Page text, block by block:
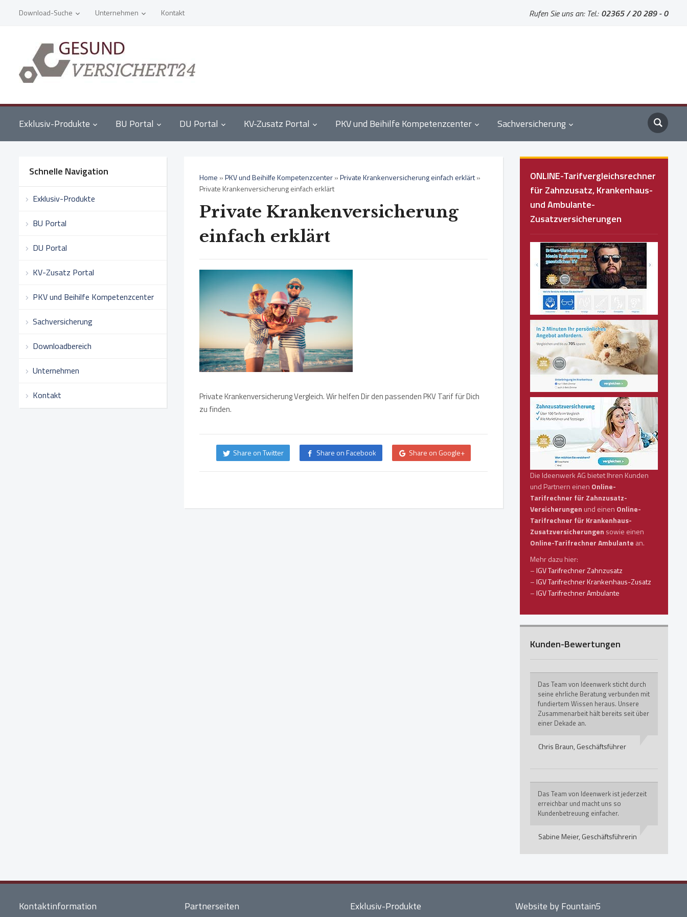
Download-Suche Unternehmen Kontakt Rufen Sie uns an: Tel.: 02365 / 20 289 - 0
Exklusiv-Produkte BU Portal DU Portal KV-Zusatz Portal PKV und Beihilfe Kompetenzcenter Sachversicherung
Schnelle Navigation
Exklusiv-Produkte
BU Portal
DU Portal
KV-Zusatz Portal
PKV und Beihilfe Kompetenzcenter
Sachversicherung
Downloadbereich
Unternehmen
Kontakt
Home »PKV und Beihilfe Kompetenzcenter»Private Krankenversicherung einfach erklärt»
Private Krankenversicherung einfach erklärt
Private Krankenversicherung
einfach erklärt
Private Krankenversicherung Vergleich. Wir helfen Dir den passenden PKV Tarif für Dich
zu finden.
Share on Twitter Share on Facebook Share on Google+
ONLINE-Tarifvergleichsrechner
für Zahnzusatz, Krankenhaus-
und Ambulante-
Zusatzversicherungen
Die Ideenwerk AG bietet Ihren Kunden
und Partnern einen Online-
Tarifrechner für Zahnzusatz-
Versicherungen und einen Online-
Tarifrechner für Krankenhaus-
Zusatzversicherungen sowie einen
Online-Tarifrechner Ambulante an.
Mehr dazu hier:
–IGV Tarifrechner Zahnzusatz
–IGV Tarifrechner Krankenhaus-Zusatz
–IGV Tarifrechner Ambulante
Kunden-Bewertungen
Das Team von Ideenwerk sticht durch
seine ehrliche Beratung verbunden mit
fundiertem Wissen heraus. Unsere
Zusammenarbeit hält bereits seit über
einer Dekade an.
Chris Braun, Geschäftsführer
Das Team von Ideenwerk ist jederzeit
erreichbar und macht uns so
Kundenbetreuung einfacher.
Sabine Meier, Geschäftsführerin
Kontaktinformation Partnerseiten Exklusiv-Produkte Website by Fountain5